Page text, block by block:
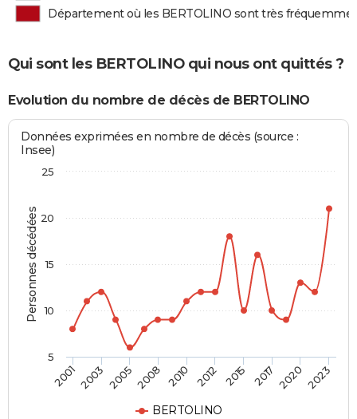
Département où les BERTOLINO sont très
Qui sont les BERTOLINO qui nous ont quittés ?
Evolution du nombre de décès de BERTOLINO
Personnes décédées
Données exprimées en nombre de décès (source :
Insee)
BERTOLINO
20012003 20052008 2010 2012 2015 2017 2020 2023
5
10
15
20
25